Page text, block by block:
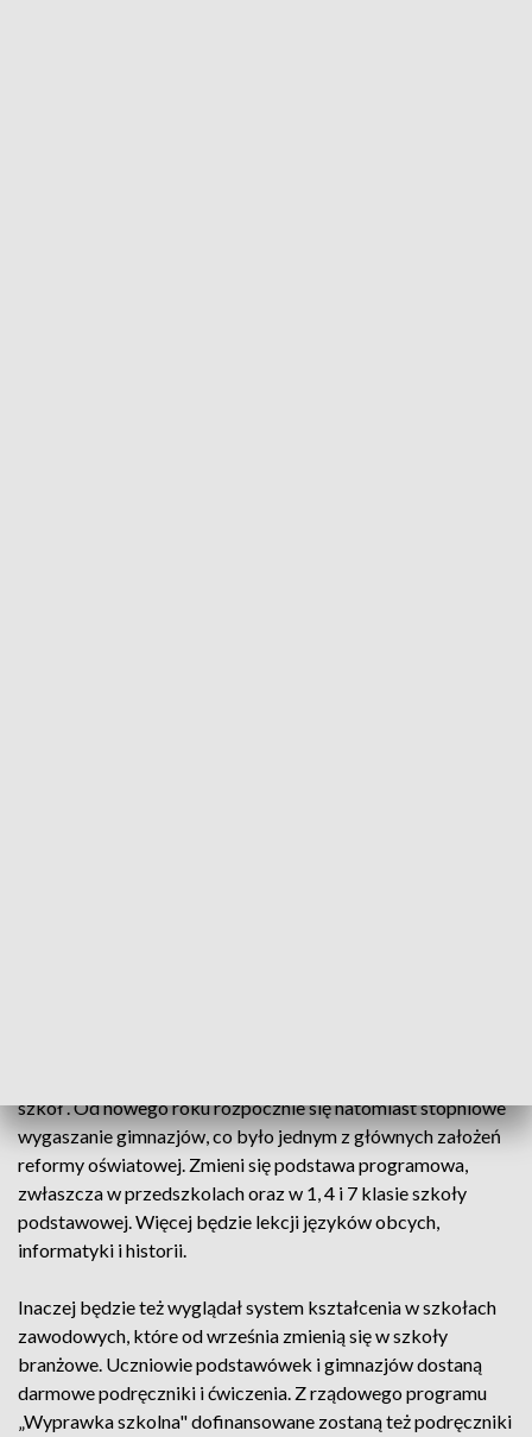
szkół . Od nowego roku rozpocznie się natomiast stopniowe
wygaszanie gimnazjów, co było jednym z głównych założeń
reformy oświatowej. Zmieni się podstawa programowa,
zwłaszcza w przedszkolach oraz w 1, 4 i 7 klasie szkoły
podstawowej. Więcej będzie lekcji języków obcych,
informatyki i historii.
Inaczej będzie też wyglądał system kształcenia w szkołach
zawodowych, które od września zmienią się w szkoły
branżowe. Uczniowie podstawówek i gimnazjów dostaną
darmowe podręczniki i ćwiczenia. Z rządowego programu
„Wyprawka szkolna" dofinansowane zostaną też podręczniki